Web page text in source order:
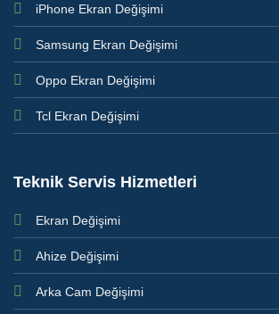
iPhone Ekran Değişimi
Samsung Ekran Değişimi
Oppo Ekran Değişimi
Tcl Ekran Değişimi
Teknik Servis Hizmetleri
Ekran Değişimi
Ahize Değişimi
Arka Cam Değişimi